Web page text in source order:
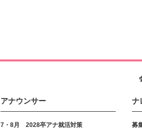
アナウンサー
7・8月 2028卒アナ就活対策
ナ
募